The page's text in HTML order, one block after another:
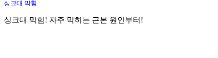
싱크대 막힘
싱크대 막힘! 자주 막히는 근본 원인부터!